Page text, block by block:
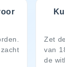
Zet
van
de